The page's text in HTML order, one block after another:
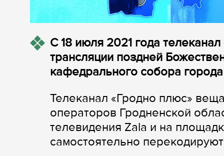
С 18 июля 2021 года
трансляции поздней
кафедрального собора
Телеканал «Гродно плюс»
операторов Гродненской
телевидения Zala и на
самостоятельно